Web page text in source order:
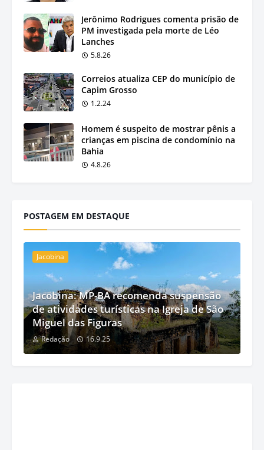
Jerônimo Rodrigues comenta prisão de
PM investigada pela morte de Léo
Lanches
5.8.26
Correios atualiza CEP do município de
Capim Grosso
1.2.24
Homem é suspeito de mostrar pênis a
crianças em piscina de condomínio na
Bahia
4.8.26
POSTAGEM EM DESTAQUE
Jacobina
Jacobina: MP-BA recomenda suspensão
de atividades turísticas na Igreja de São
Miguel das Figuras
Redação 16.9.25